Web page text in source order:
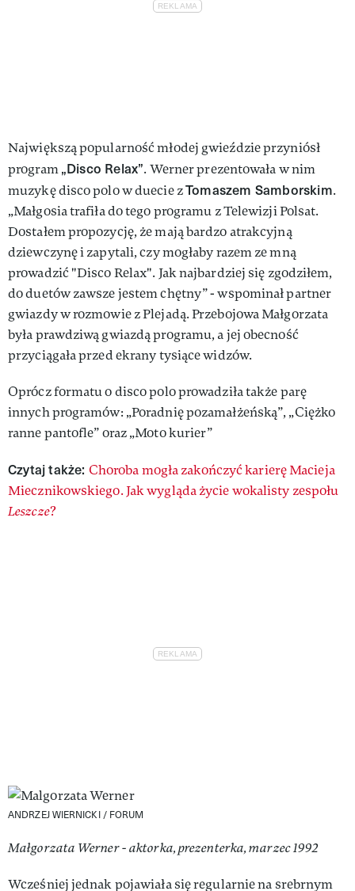
Największą popularność młodej gwieździe przyniósł
program„Disco Relax”. Werner prezentowała w nim
muzykę disco polo w duecie zTomaszem Samborskim.
„Małgosia trafiła do tego programu z Telewizji Polsat.
Dostałem propozycję, że mają bardzo atrakcyjną
dziewczynę i zapytali, czy mogłaby razem ze mną
prowadzić "Disco Relax". Jak najbardziej się zgodziłem,
do duetów zawsze jestem chętny” - wspominał partner
gwiazdy w rozmowie z Plejadą. Przebojowa Małgorzata
była prawdziwą gwiazdą programu, a jej obecność
przyciągała przed ekrany tysiące widzów.
Oprócz formatu o disco polo prowadziła także parę
innych programów: „Poradnię pozamałżeńską”, „Ciężko
ranne pantofle” oraz „Moto kurier”
Czytaj także: Choroba mogła zakończyć karierę Macieja
Miecznikowskiego. Jak wygląda życie wokalisty zespołu
Leszcze?
ANDRZEJ WIERNICKI / FORUM
Małgorzata Werner - aktorka, prezenterka, marzec 1992
Wcześniej jednak pojawiała się regularnie na srebrnym